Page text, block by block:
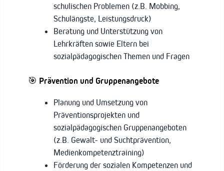
schulischen Problemen (z.B. Mobbing,
Schulängste, Leistungsdruck)
Beratung und Unterstützung von
Lehrkräften sowie Eltern bei
sozialpädagogischen Themen und Fragen
🎯 Prävention und Gruppenangebote
Planung und Umsetzung von
Präventionsprojekten und
sozialpädagogischen Gruppenangeboten
(z.B. Gewalt- und Suchtprävention,
Medienkompetenztraining)
Förderung der sozialen Kompetenzen und